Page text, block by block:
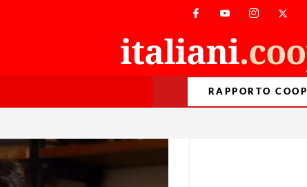
RAPPORTO COOP